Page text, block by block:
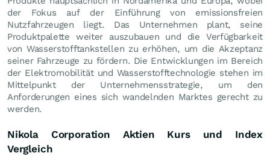
der Fokus auf der Einführung von emissionsfreien
Nutzfahrzeugen liegt. Das Unternehmen plant, seine
Produktpalette weiter auszubauen und die Verfügbarkeit
von Wasserstofftankstellen zu erhöhen, um die Akzeptanz
seiner Fahrzeuge zu fördern. Die Entwicklungen im Bereich
der Elektromobilität und Wasserstofftechnologie stehen im
Mittelpunkt der Unternehmensstrategie, um den
Anforderungen eines sich wandelnden Marktes gerecht zu
werden.
Nikola Corporation Aktien Kurs und Index
Vergleich